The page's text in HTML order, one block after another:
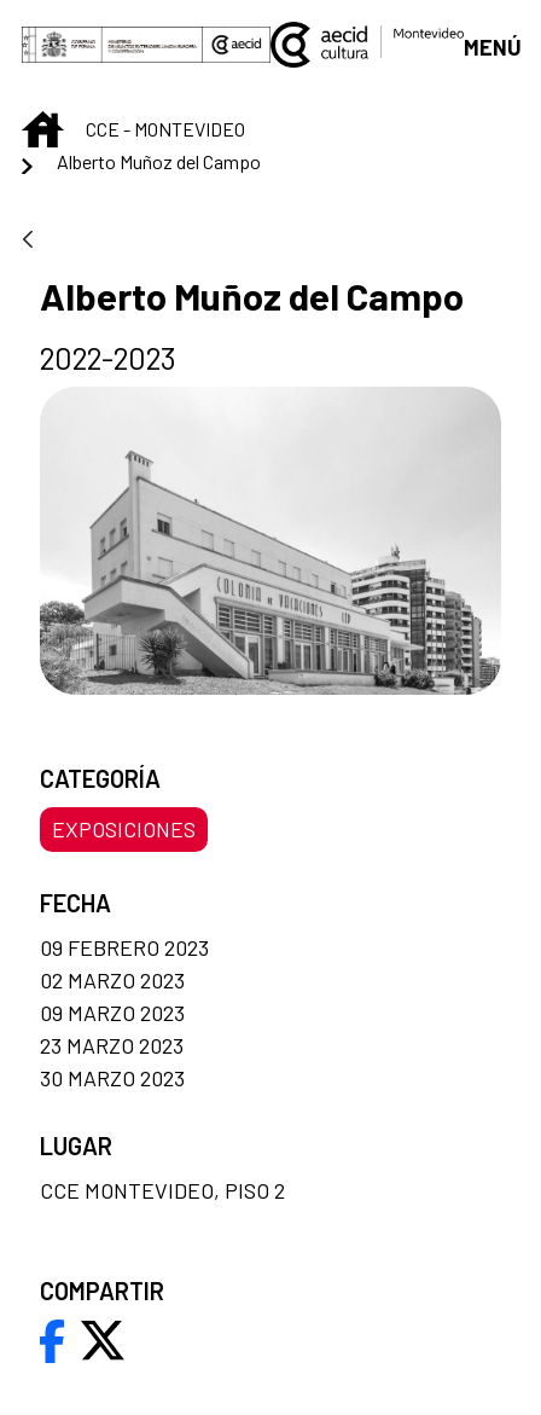
Saltar al contenido principal
MENÚ
INICIOCCE - MONTEVIDEO
Alberto Muñoz del Campo
Alberto Muñoz del Campo
2022-2023
CATEGORÍA
EXPOSICIONES
FECHA
09 FEBRERO 2023
02 MARZO 2023
09 MARZO 2023
23 MARZO 2023
30 MARZO 2023
LUGAR
CCE MONTEVIDEO, PISO 2
COMPARTIR